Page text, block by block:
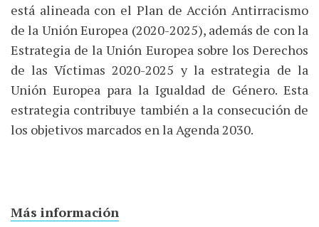
está alineada con el Plan de Acción Antirracismo
de la Unión Europea (2020-2025), además de con la
Estrategia de la Unión Europea sobre los Derechos
de las Víctimas 2020-2025 y la estrategia de la
Unión Europea para la Igualdad de Género. Esta
estrategia contribuye también a la consecución de
los objetivos marcados en la Agenda 2030.
Más información